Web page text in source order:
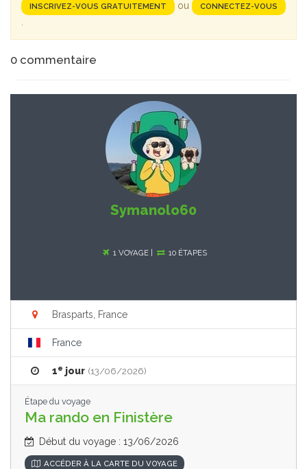
INSCRIVEZ-VOUS GRATUITEMENT ou CONNECTEZ-VOUS
0 commentaire
Symanolo60
1 VOYAGE | 10 ÉTAPES
Brasparts, France
France
1e jour (13/06/2026)
Étape du voyage
Ma rando en Finistère
Début du voyage : 13/06/2026
ACCÉDER À LA CARTE DU VOYAGE